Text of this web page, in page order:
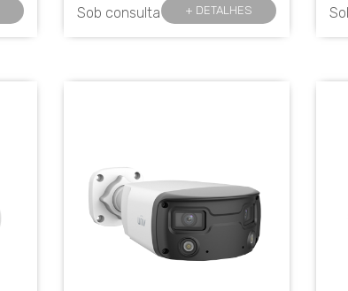
Sob consulta + DETALHES